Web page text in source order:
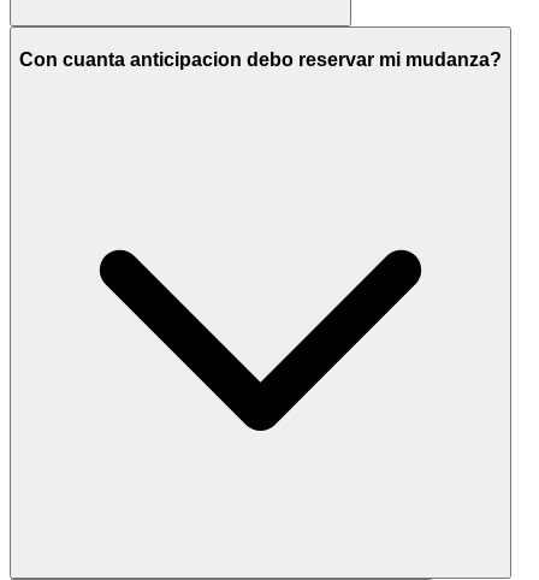
Con cuanta anticipacion debo reservar mi mudanza?